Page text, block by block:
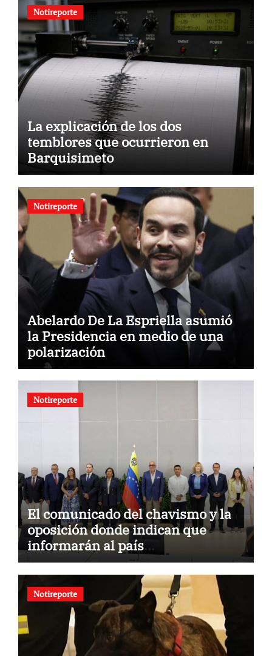
Notireporte
La explicación de los dos
temblores que ocurrieron en
Barquisimeto
Notireporte
Abelardo De La Espriella asumió
la Presidencia en medio de una
polarización
Notireporte
El comunicado del chavismo y la
oposición donde indican que
informarán al país
oportunamente sobre los avances
alcanzado
Notireporte